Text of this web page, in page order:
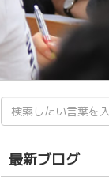
検
索
結
果:
最新ブログ